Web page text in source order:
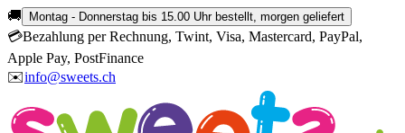
🚚 Montag - Donnerstag bis 15.00 Uhr bestellt, morgen geliefert
💳Bezahlung per Rechnung, Twint, Visa, Mastercard, PayPal,
Apple Pay, PostFinance
✉️info@sweets.ch